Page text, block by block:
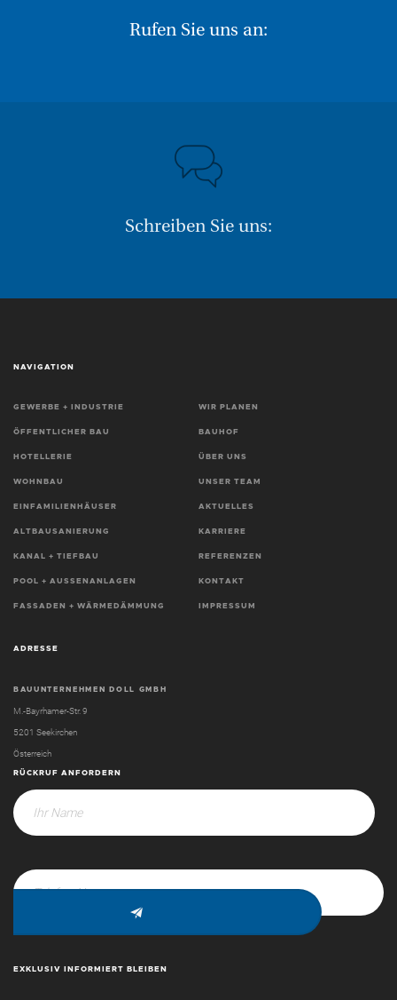
Rufen Sie uns an:
Schreiben Sie uns:
NAVIGATION
GEWERBE + INDUSTRIE
ÖFFENTLICHER BAU
HOTELLERIE
WOHNBAU
EINFAMILIENHÄUSER
ALTBAUSANIERUNG
KANAL + TIEFBAU
POOL + AUSSENANLAGEN
FASSADEN + WÄRMEDÄMMUNG
WIR PLANEN
BAUHOF
ÜBER UNS
UNSER TEAM
AKTUELLES
KARRIERE
REFERENZEN
KONTAKT
IMPRESSUM
ADRESSE
BAUUNTERNEHMEN DOLL GMBH
M.-Bayrhamer-Str. 9
5201 Seekirchen
Österreich
RÜCKRUF ANFORDERN
EXKLUSIV INFORMIERT BLEIBEN